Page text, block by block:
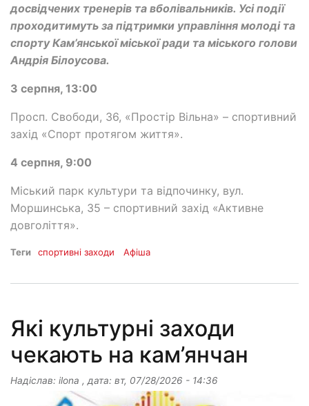
досвідчених тренерів та вболівальників. Усі події
проходитимуть за підтримки управління молоді та
спорту Кам’янської міської ради та міського голови
Андрія Білоусова.
3 серпня, 13:00
Просп. Свободи, 36, «Простір Вільна» – спортивний
захід «Спорт протягом життя».
4 серпня, 9:00
Міський парк культури та відпочинку, вул.
Моршинська, 35 – спортивний захід «Активне
довголіття».
Теги спортивні заходи Афіша
Які культурні заходи
чекають на кам’янчан
Надіслав: ilona , дата: вт, 07/28/2026 - 14:36